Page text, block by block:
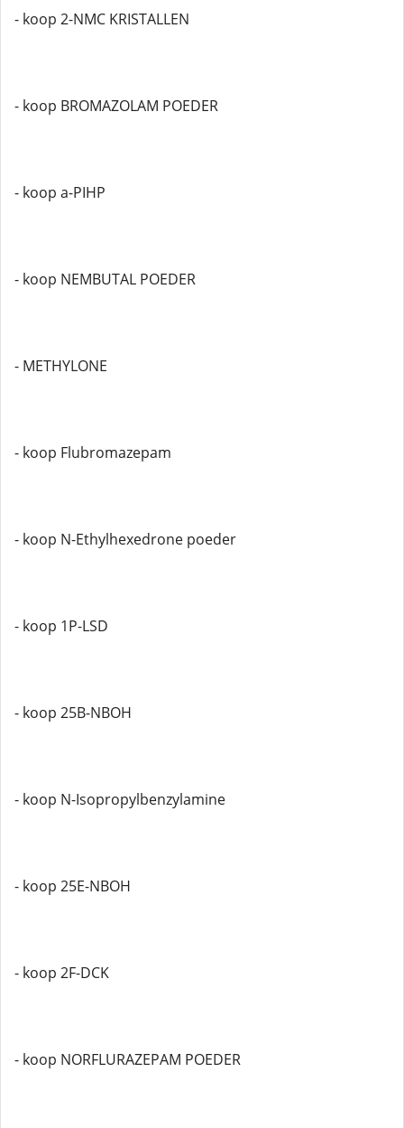
- koop 2-NMC KRISTALLEN
- koop BROMAZOLAM POEDER
- koop a-PIHP
- koop NEMBUTAL POEDER
- METHYLONE
- koop Flubromazepam
- koop N-Ethylhexedrone poeder
- koop 1P-LSD
- koop 25B-NBOH
- koop N-Isopropylbenzylamine
- koop 25E-NBOH
- koop 2F-DCK
- koop NORFLURAZEPAM POEDER